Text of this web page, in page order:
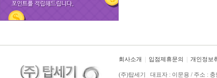
회사소개 입점제휴문의 개인정보
(주)탑세기 대표자 : 이문용 / 주소 : 충